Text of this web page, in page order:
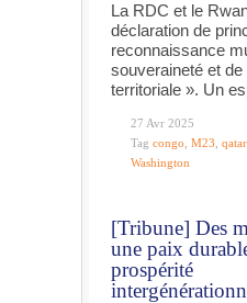
La RDC et le
déclaration de
reconnaissance
souveraineté et de
territoriale ». Un
27 Avr 2025
Tag congo M23 qatar
Washington
[Tribune] Des
une paix
prospérité